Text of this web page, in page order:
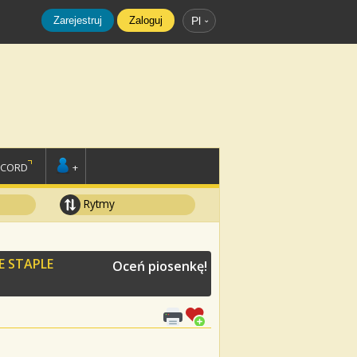
Zarejestruj Zaloguj Pl
+
Rytmy
STAPLE
Oceń piosenkę!